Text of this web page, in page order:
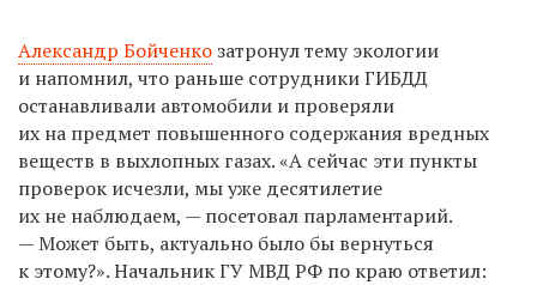
Александр Бойченкозатронул тему экологии
и напомнил, что раньше сотрудники ГИБДД
останавливали автомобили и проверяли
их на предмет повышенного содержания вредных
веществ в выхлопных газах. «А сейчас эти пункты
проверок исчезли, мы уже десятилетие
их не наблюдаем, — посетовал парламентарий.
— Может быть, актуально было бы вернуться
к этому?». Начальник ГУ МВД РФ по краю ответил: